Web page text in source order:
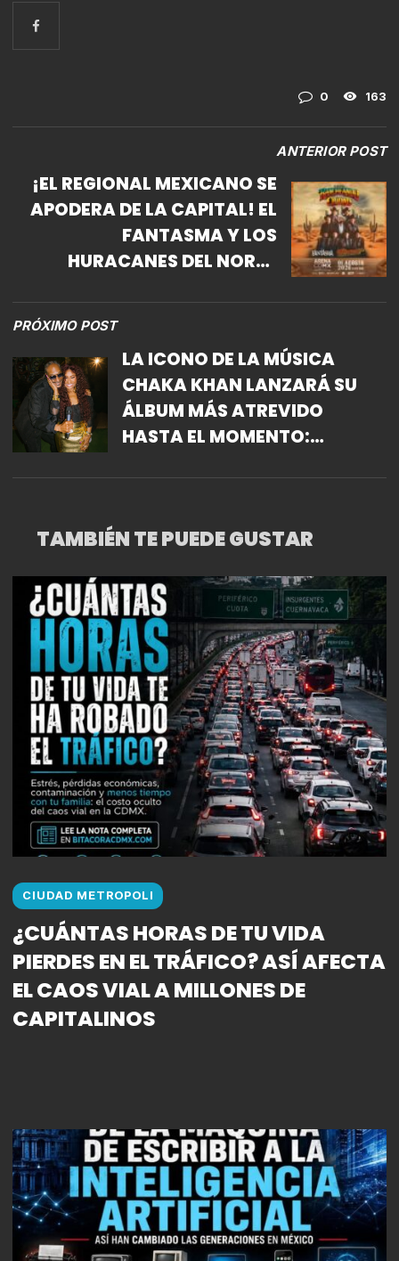
0 163
ANTERIOR POST
¡EL REGIONAL MEXICANO SE
APODERA DE LA CAPITAL! EL
FANTASMA Y LOS
HURACANES DEL NORTE
CON SU «TOUR RANCHEANDO
PRÓXIMO POST
LA ICONO DE LA MÚSICA
CHAKA KHAN LANZARÁ SU
ÁLBUM MÁS ATREVIDO
HASTA EL MOMENTO:
TAMBIÉN TE PUEDE GUSTAR
CIUDAD METROPOLI
¿CUÁNTAS HORAS DE TU VIDA
PIERDES EN EL TRÁFICO? ASÍ AFECTA
EL CAOS VIAL A MILLONES DE
CAPITALINOS